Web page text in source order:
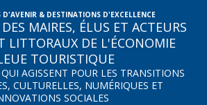
D'AVENIR & DESTINATIONS D'EXCELLENCE
DES MAIRES, ÉLUS ET ACTEURS
LITTORAUX DE L'ÉCONOMIE
TOURISTIQUE
AGISSENT POUR LES TRANSITIONS
CULTURELLES, NUMÉRIQUES ET
SOCIALES